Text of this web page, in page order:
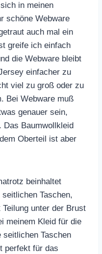
in meinen
schöne Webware
auch mal ein
greife ich einfach
die Webware bleibt
einfacher zu
viel zu groß oder zu
Bei Webware muß
genauer sein,
Das Baumwollkleid
Oberteil ist aber
beinhaltet
Taschen,
unter der Brust
meinem Kleid für die
seitlichen Taschen
perfekt für das